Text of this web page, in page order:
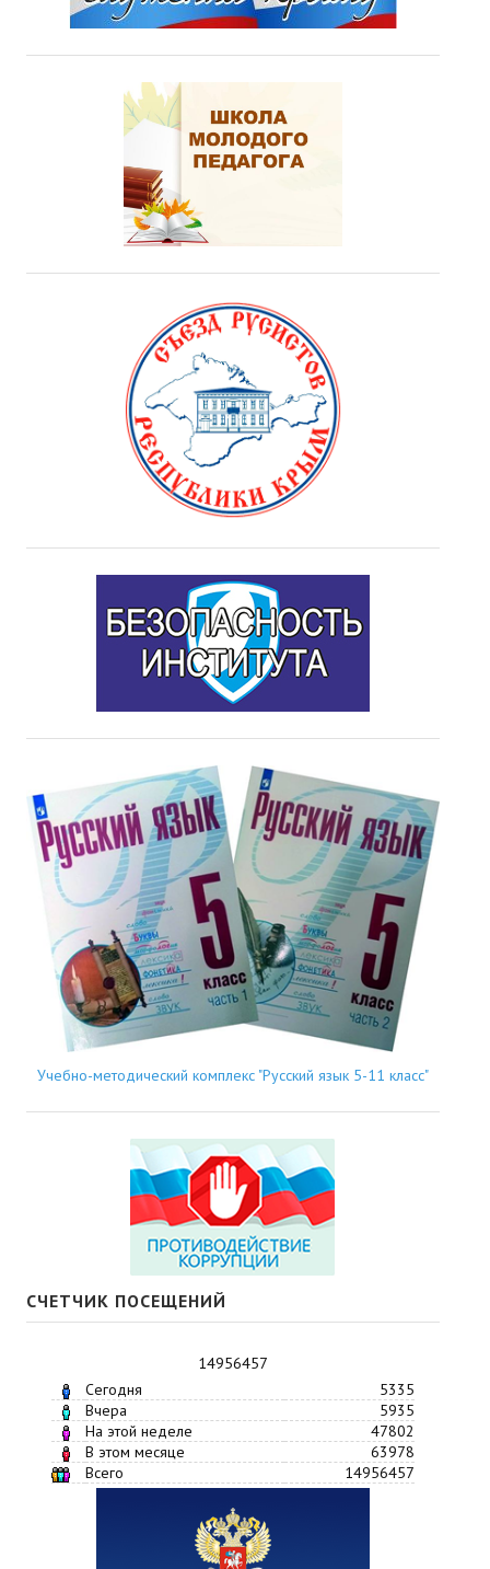
Учебно-методический комплекс "Русский язык 5-11 класс"
СЧЕТЧИК ПОСЕЩЕНИЙ
14956457
Сегодня
5335
Вчера
5935
На этой неделе
47802
В этом месяце
63978
Всего
14956457